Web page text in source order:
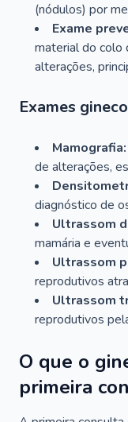
(nódulos) por
Exame
material do colo
alterações,
Exames
Mamografia:
de alterações,
diagnóstico de
Ultrassom
mamária e
Ultrassom
reprodutivos
Ultrassom
reprodutivos
O que o
primeira